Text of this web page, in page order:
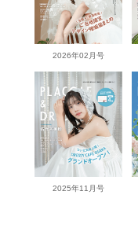
2026年02月号
2025年11月号